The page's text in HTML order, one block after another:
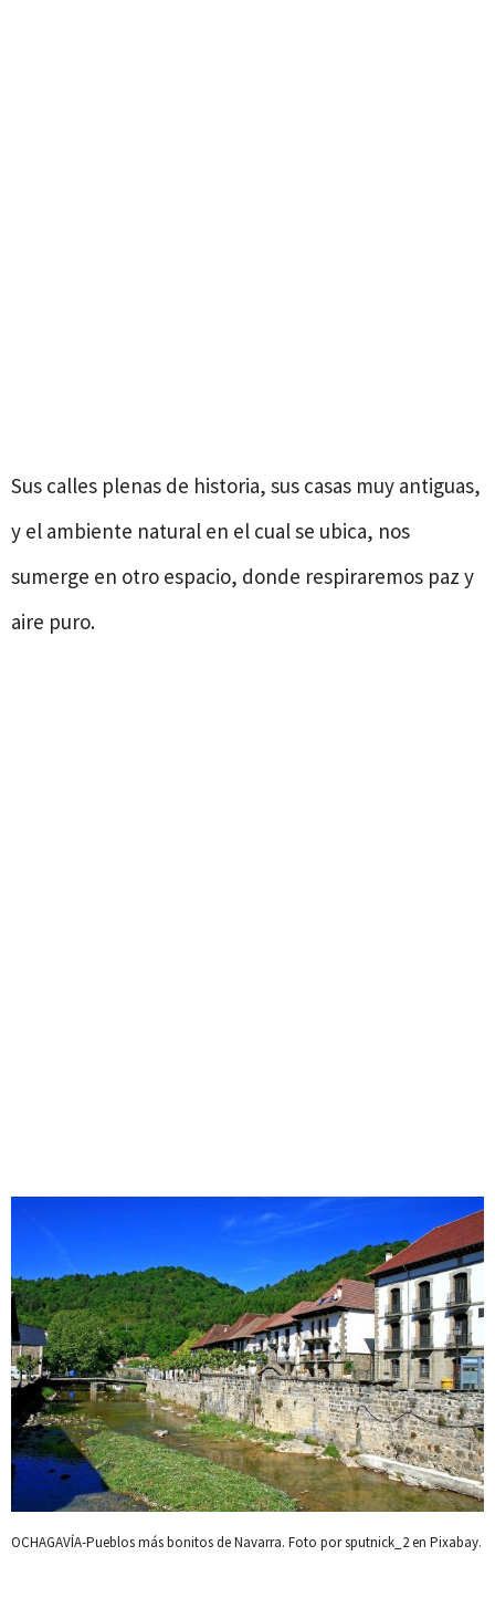
Sus calles plenas de historia, sus casas muy antiguas,
y el ambiente natural en el cual se ubica, nos
sumerge en otro espacio, donde respiraremos paz y
aire puro.
OCHAGAVÍA-Pueblos más bonitos de Navarra. Foto por sputnick_2 en Pixabay.